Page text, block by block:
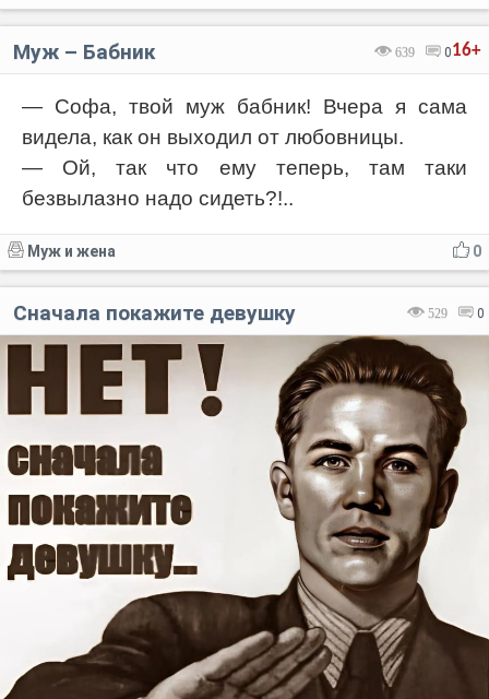
16+
639 0
Муж – Бабник
— Софа, твой муж бабник! Вчера я сама
видела, как он выходил от любовницы.
— Ой, так что ему теперь, там таки
безвылазно надо сидеть?!..
0
Муж и жена
529 0
Сначала покажите девушку